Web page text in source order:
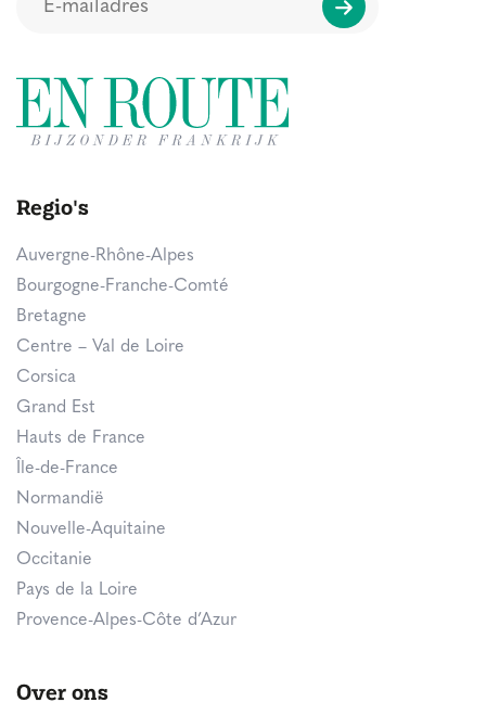
Regio's
Auvergne-Rhône-Alpes
Bourgogne-Franche-Comté
Bretagne
Centre – Val de Loire
Corsica
Grand Est
Hauts de France
Île-de-France
Normandië
Nouvelle-Aquitaine
Occitanie
Pays de la Loire
Provence-Alpes-Côte d’Azur
Over ons